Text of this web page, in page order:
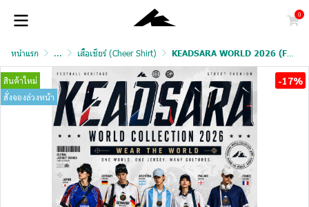
0
หน้าแรก ... เสื้อเชียร์ (Cheer Shirt) KEADSARA WORLD 2026 (FAN VERSION)
สินค้าใหม่
สั่งจองล่วงหน้า
-17%